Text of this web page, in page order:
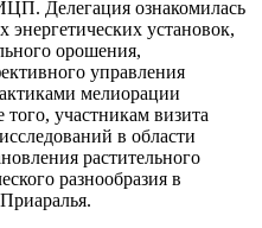
Делегация ознакомилась
установок,
орошения,
управления
мелиорации
участникам визита
в области
растительного
разнообразия в